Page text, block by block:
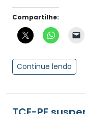
Compartilhe:
Continue lendo